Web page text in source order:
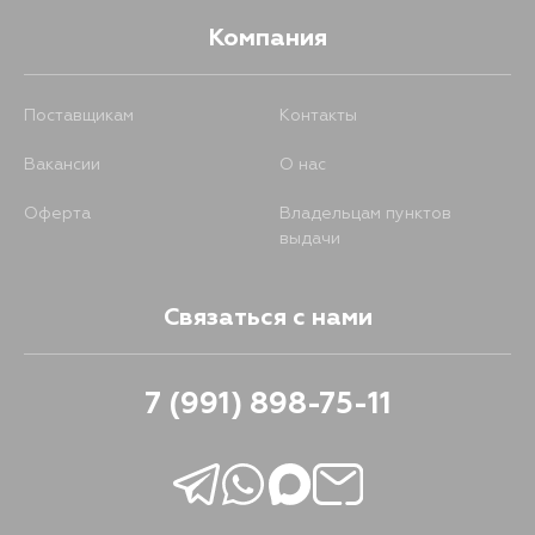
Компания
Поставщикам Контакты
Вакансии О нас
Оферта
Владельцам пунктов
выдачи
Связаться с нами
7 (991) 898-75-11